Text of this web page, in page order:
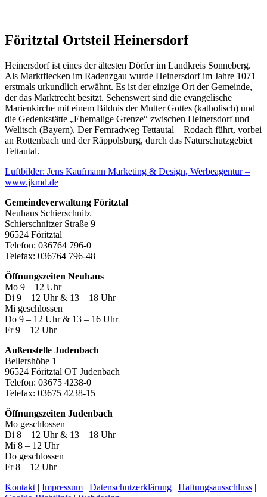
Föritztal Ortsteil Heinersdorf
Heinersdorf ist eines der ältesten Dörfer im Landkreis Sonneberg.
Als Marktflecken im Radenzgau wurde Heinersdorf im Jahre 1071
erstmals urkundlich erwähnt. Es ist der einzige Ort der Gemeinde,
der das Marktrecht besitzt. Sehenswert sind die evangelische
Marienkirche mit einem Bildnis der Mutter Gottes (katholisch) und
die Gedenkstätte „Ehemalige Grenze“ zwischen Heinersdorf und
Welitsch (Bayern). Der Fernradweg Tettautal – Rodach führt, vorbei
an Rottenbach und der Räppolsburg, durch das Naturschutzgebiet
Tettautal.
Luftbilder: Jens Kaufmann Marketing & Design, Werbeagentur –
www.jkmd.de
Gemeindeverwaltung Föritztal
Neuhaus Schierschnitz
Schierschnitzer Straße 9
96524 Föritztal
Telefon: 036764 796-0
Telefax: 036764 796-48
Öffnungszeiten Neuhaus
Mo 9 – 12 Uhr
Di 9 – 12 Uhr & 13 – 18 Uhr
Mi geschlossen
Do 9 – 12 Uhr & 13 – 16 Uhr
Fr 9 – 12 Uhr
Außenstelle Judenbach
Bellershöhe 1
96524 Föritztal OT Judenbach
Telefon: 03675 4238-0
Telefax: 03675 4238-15
Öffnungszeiten Judenbach
Mo geschlossen
Di 8 – 12 Uhr & 13 – 18 Uhr
Mi 8 – 12 Uhr
Do geschlossen
Fr 8 – 12 Uhr
Kontakt | Impressum | Datenschutzerklärung | Haftungsausschluss |